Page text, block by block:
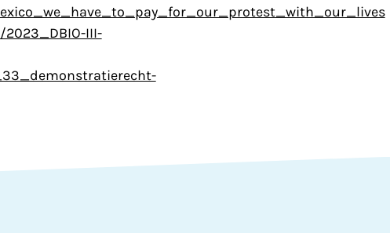
III-